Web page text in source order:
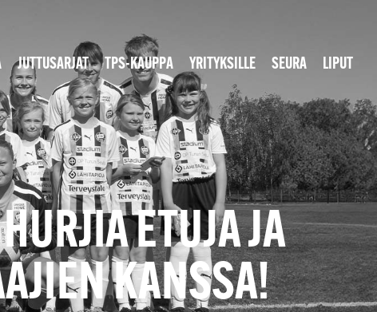
JUTTUSARJAT TPS-KAUPPA YRITYKSILLE SEURA LIPUT
ETUJA JA
KANSSA!